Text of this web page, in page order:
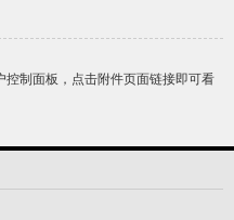
制面板，点击附件页面链接即可看